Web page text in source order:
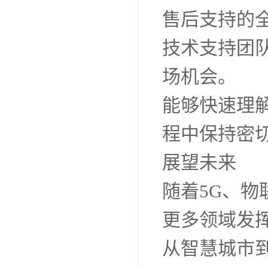
售后支持的
技术支持团
场机会。
能够快速理
程中保持密
展望未来
随着5G、
更多领域发
从智慧城市